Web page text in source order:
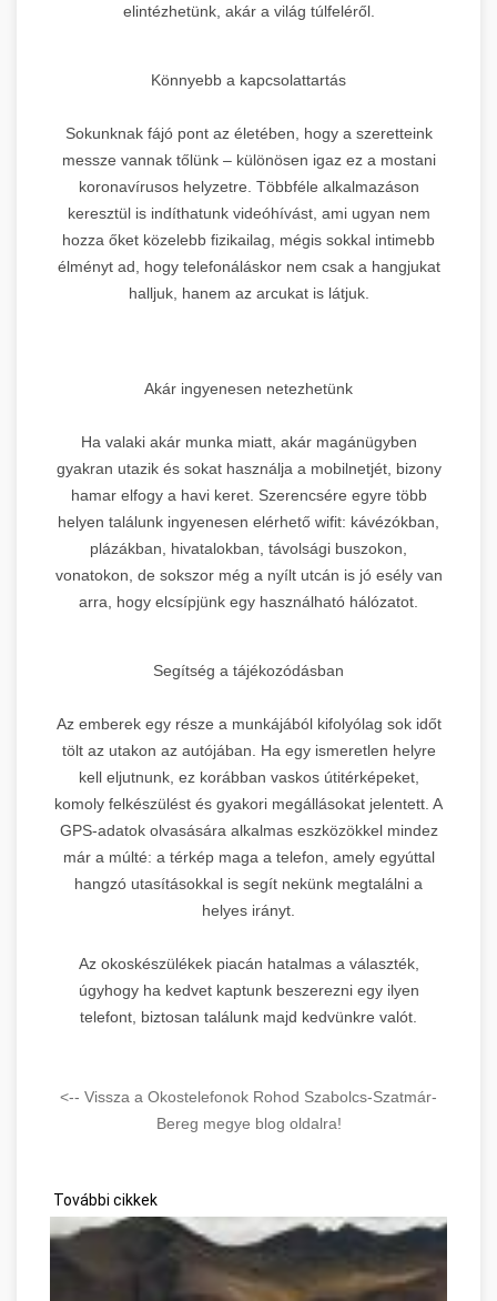
elintézhetünk, akár a világ túlfeléről.
Könnyebb a kapcsolattartás
Sokunknak fájó pont az életében, hogy a szeretteink
messze vannak tőlünk – különösen igaz ez a mostani
koronavírusos helyzetre. Többféle alkalmazáson
keresztül is indíthatunk videóhívást, ami ugyan nem
hozza őket közelebb fizikailag, mégis sokkal intimebb
élményt ad, hogy telefonáláskor nem csak a hangjukat
halljuk, hanem az arcukat is látjuk.
Akár ingyenesen netezhetünk
Ha valaki akár munka miatt, akár magánügyben
gyakran utazik és sokat használja a mobilnetjét, bizony
hamar elfogy a havi keret. Szerencsére egyre több
helyen találunk ingyenesen elérhető wifit: kávézókban,
plázákban, hivatalokban, távolsági buszokon,
vonatokon, de sokszor még a nyílt utcán is jó esély van
arra, hogy elcsípjünk egy használható hálózatot.
Segítség a tájékozódásban
Az emberek egy része a munkájából kifolyólag sok időt
tölt az utakon az autójában. Ha egy ismeretlen helyre
kell eljutnunk, ez korábban vaskos útitérképeket,
komoly felkészülést és gyakori megállásokat jelentett. A
GPS-adatok olvasására alkalmas eszközökkel mindez
már a múlté: a térkép maga a telefon, amely egyúttal
hangzó utasításokkal is segít nekünk megtalálni a
helyes irányt.
Az okoskészülékek piacán hatalmas a választék,
úgyhogy ha kedvet kaptunk beszerezni egy ilyen
telefont, biztosan találunk majd kedvünkre valót.
<-- Vissza a Okostelefonok Rohod Szabolcs-Szatmár-
Bereg megye blog oldalra!
További cikkek